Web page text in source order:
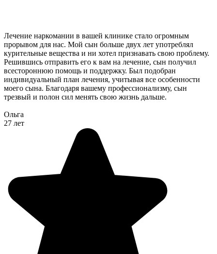
Лечение наркомании в вашей клинике стало огромным
прорывом для нас. Мой сын больше двух лет употреблял
курительные вещества и ни хотел признавать свою проблему.
Решившись отправить его к вам на лечение, сын получил
всестороннюю помощь и поддержку. Был подобран
индивидуальный план лечения, учитывая все особенности
моего сына. Благодаря вашему профессионализму, сын
трезвый и полон сил менять свою жизнь дальше.
Ольга
27 лет